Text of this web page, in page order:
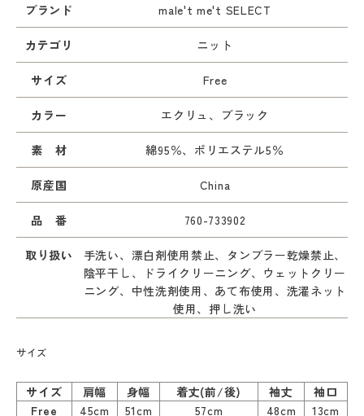
ブランド male't me't SELECT
カテゴリ ニット
サイズ Free
カラー エクリュ、ブラック
素 材 綿95％、ポリエステル5％
原産国 China
品 番 760-733902
取り扱い
手洗い、漂白剤使用禁止、タンブラー乾燥禁止、
陰平干し、ドライクリーニング、ウェットクリー
ニング、中性洗剤使用、あて布使用、洗濯ネット
使用、押し洗い
サイズ
サイズ 肩幅 身幅 着丈(前/後) 袖丈
袖口
Free
45cm 51cm 57cm 48cm 13cm